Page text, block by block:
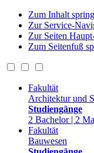
Zum Inhalt
Zur Service-
Zur Seiten
Zum Seitenfuß
Fakultät
Architektur und
Studiengänge
2 Bachelor | 2
Fakultät
Bauwesen